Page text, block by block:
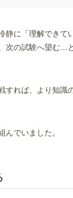
に「理解できて
次の試験へ望む…
れば、より知識
でいました。